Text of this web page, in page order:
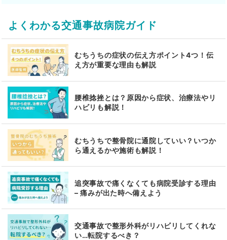
よくわかる交通事故病院ガイド
むちうちの症状の伝え方ポイント4つ！伝
え方が重要な理由も解説
腰椎捻挫とは？原因から症状、治療法やリ
ハビリも解説！
むちうちで整骨院に通院していい？いつか
ら通えるかや施術も解説！
追突事故で痛くなくても病院受診する理由
– 痛みが出た時へ備えよう
交通事故で整形外科がリハビリしてくれな
い…転院するべき？